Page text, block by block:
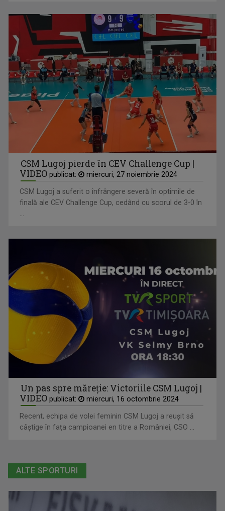
CSM Lugoj pierde în CEV Challenge Cup |
VIDEO publicat: miercuri, 27 noiembrie 2024
CSM Lugoj a suferit o înfrângere severă în optimile de
finală ale CEV Challenge Cup, cedând cu scorul de 3-0 în
Un pas spre măreție: Victoriile CSM Lugoj |
VIDEO publicat: miercuri, 16 octombrie 2024
Recent, echipa de volei feminin CSM Lugoj a reușit să
câștige în fața campioanei en titre a României, CSO ...
ALTE SPORTURI